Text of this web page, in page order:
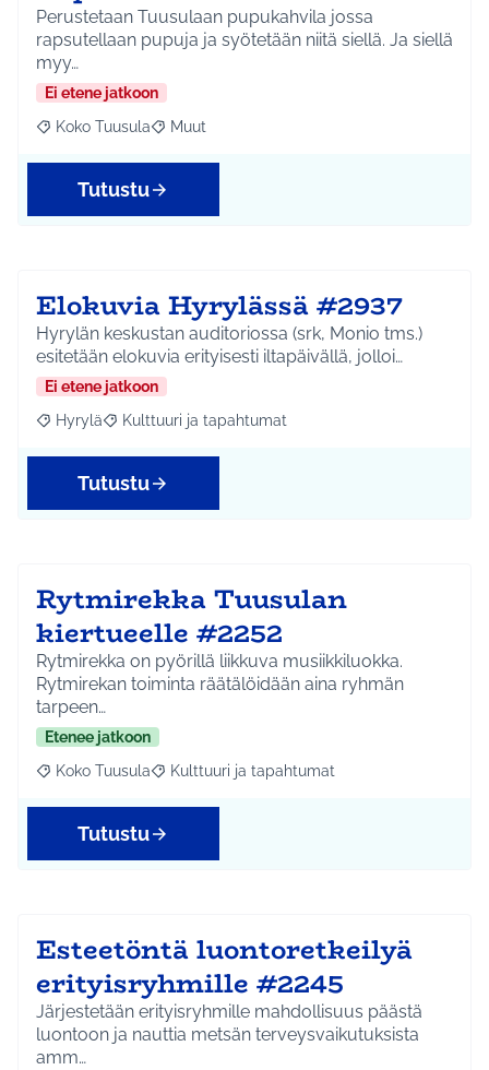
Perustetaan Tuusulaan pupukahvila jossa
rapsutellaan pupuja ja syötetään niitä siellä. Ja siellä
myy…
Ei etene jatkoon
Rajaa tulokset aihepiirin mukaan: Koko Tuusula
Koko Tuusula Rajaa tulokset teeman mukaan: Muut
Muut
Tutustu
Elokuvia Hyrylässä #2937
Hyrylän keskustan auditoriossa (srk, Monio tms.)
esitetään elokuvia erityisesti iltapäivällä, jolloi…
Ei etene jatkoon
Rajaa tulokset aihepiirin mukaan: Hyrylä
Hyrylä Rajaa tulokset teeman mukaan: Kulttuuri ja
Kulttuuri ja tapahtumat
Tutustu
Rytmirekka Tuusulan
kiertueelle #2252
Rytmirekka on pyörillä liikkuva musiikkiluokka.
Rytmirekan toiminta räätälöidään aina ryhmän
tarpeen…
Etenee jatkoon
Rajaa tulokset aihepiirin mukaan: Koko Tuusula
Koko Tuusula Rajaa tulokset teeman mukaan: Kulttuuri ja
Kulttuuri ja tapahtumat
Tutustu
Esteetöntä luontoretkeilyä
erityisryhmille #2245
Järjestetään erityisryhmille mahdollisuus päästä
luontoon ja nauttia metsän terveysvaikutuksista
amm…